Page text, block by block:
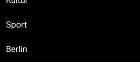
Sport
Berlin